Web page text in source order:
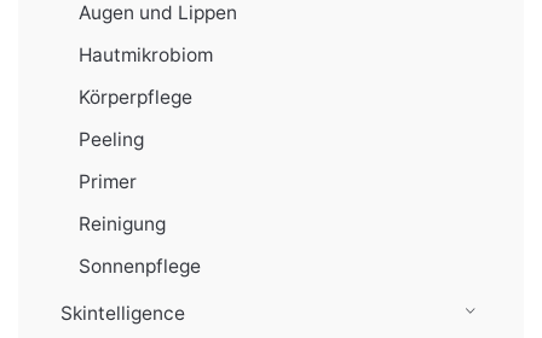
Augen und Lippen
Hautmikrobiom
Körperpflege
Peeling
Primer
Reinigung
Sonnenpflege
Skintelligence